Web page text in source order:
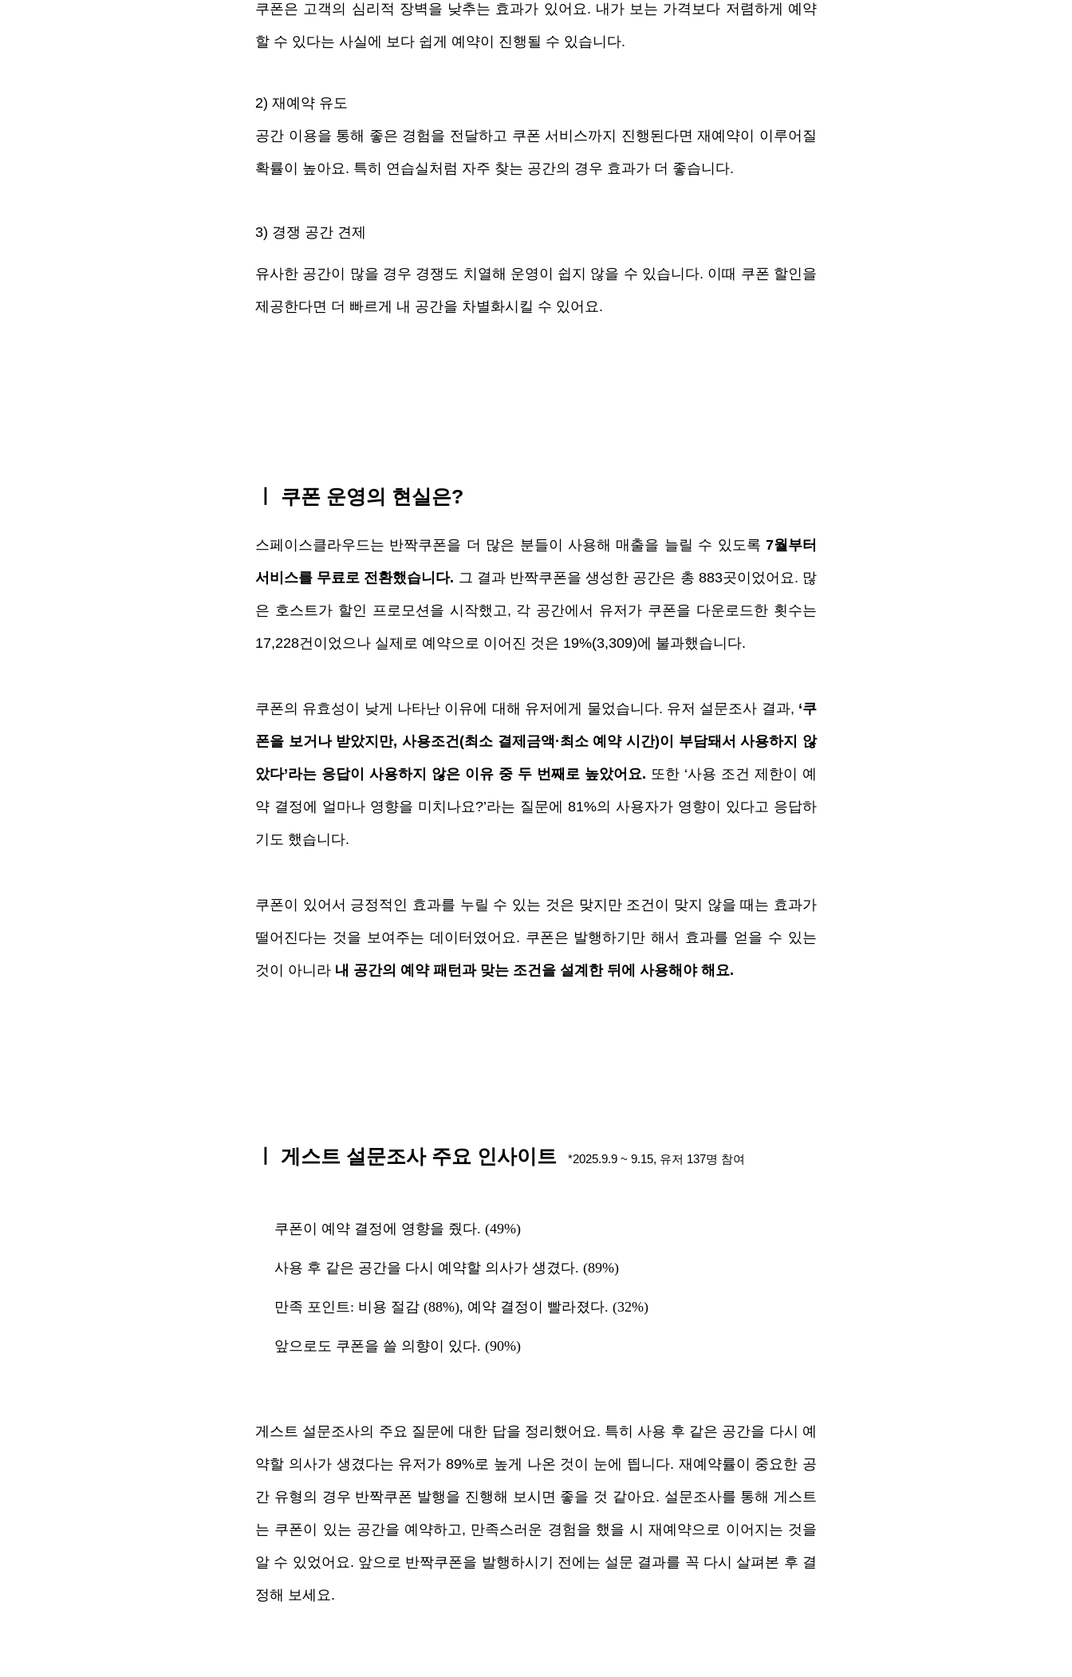
쿠폰은 고객의 심리적 장벽을 낮추는 효과가 있어요. 내가 보는 가격보다 저렴하게 예약
할 수 있다는 사실에 보다 쉽게 예약이 진행될 수 있습니다.
2) 재예약 유도
공간 이용을 통해 좋은 경험을 전달하고 쿠폰 서비스까지 진행된다면 재예약이 이루어질
확률이 높아요. 특히 연습실처럼 자주 찾는 공간의 경우 효과가 더 좋습니다.
3) 경쟁 공간 견제
유사한 공간이 많을 경우 경쟁도 치열해 운영이 쉽지 않을 수 있습니다. 이때 쿠폰 할인을
제공한다면 더 빠르게 내 공간을 차별화시킬 수 있어요.
ㅣ 쿠폰 운영의 현실은?
스페이스클라우드는 반짝쿠폰을 더 많은 분들이 사용해 매출을 늘릴 수 있도록 7월부터
서비스를 무료로 전환했습니다. 그 결과 반짝쿠폰을 생성한 공간은 총 883곳이었어요. 많
은 호스트가 할인 프로모션을 시작했고, 각 공간에서 유저가 쿠폰을 다운로드한 횟수는
17,228건이었으나 실제로 예약으로 이어진 것은 19%(3,309)에 불과했습니다.
쿠폰의 유효성이 낮게 나타난 이유에 대해 유저에게 물었습니다. 유저 설문조사 결과, ‘쿠
폰을 보거나 받았지만, 사용조건(최소 결제금액·최소 예약 시간)이 부담돼서 사용하지 않
았다’라는 응답이 사용하지 않은 이유 중 두 번째로 높았어요. 또한 ‘사용 조건 제한이 예
약 결정에 얼마나 영향을 미치나요?’라는 질문에 81%의 사용자가 영향이 있다고 응답하
기도 했습니다.
쿠폰이 있어서 긍정적인 효과를 누릴 수 있는 것은 맞지만 조건이 맞지 않을 때는 효과가
떨어진다는 것을 보여주는 데이터였어요. 쿠폰은 발행하기만 해서 효과를 얻을 수 있는
것이 아니라 내 공간의 예약 패턴과 맞는 조건을 설계한 뒤에 사용해야 해요.
ㅣ 게스트 설문조사 주요 인사이트 *2025.9.9 ~ 9.15, 유저 137명 참여
쿠폰이 예약 결정에 영향을 줬다. (49%)
사용 후 같은 공간을 다시 예약할 의사가 생겼다. (89%)
만족 포인트: 비용 절감 (88%), 예약 결정이 빨라졌다. (32%)
앞으로도 쿠폰을 쓸 의향이 있다. (90%)
게스트 설문조사의 주요 질문에 대한 답을 정리했어요. 특히 사용 후 같은 공간을 다시 예
약할 의사가 생겼다는 유저가 89%로 높게 나온 것이 눈에 띕니다. 재예약률이 중요한 공
간 유형의 경우 반짝쿠폰 발행을 진행해 보시면 좋을 것 같아요. 설문조사를 통해 게스트
는 쿠폰이 있는 공간을 예약하고, 만족스러운 경험을 했을 시 재예약으로 이어지는 것을
알 수 있었어요. 앞으로 반짝쿠폰을 발행하시기 전에는 설문 결과를 꼭 다시 살펴본 후 결
정해 보세요.